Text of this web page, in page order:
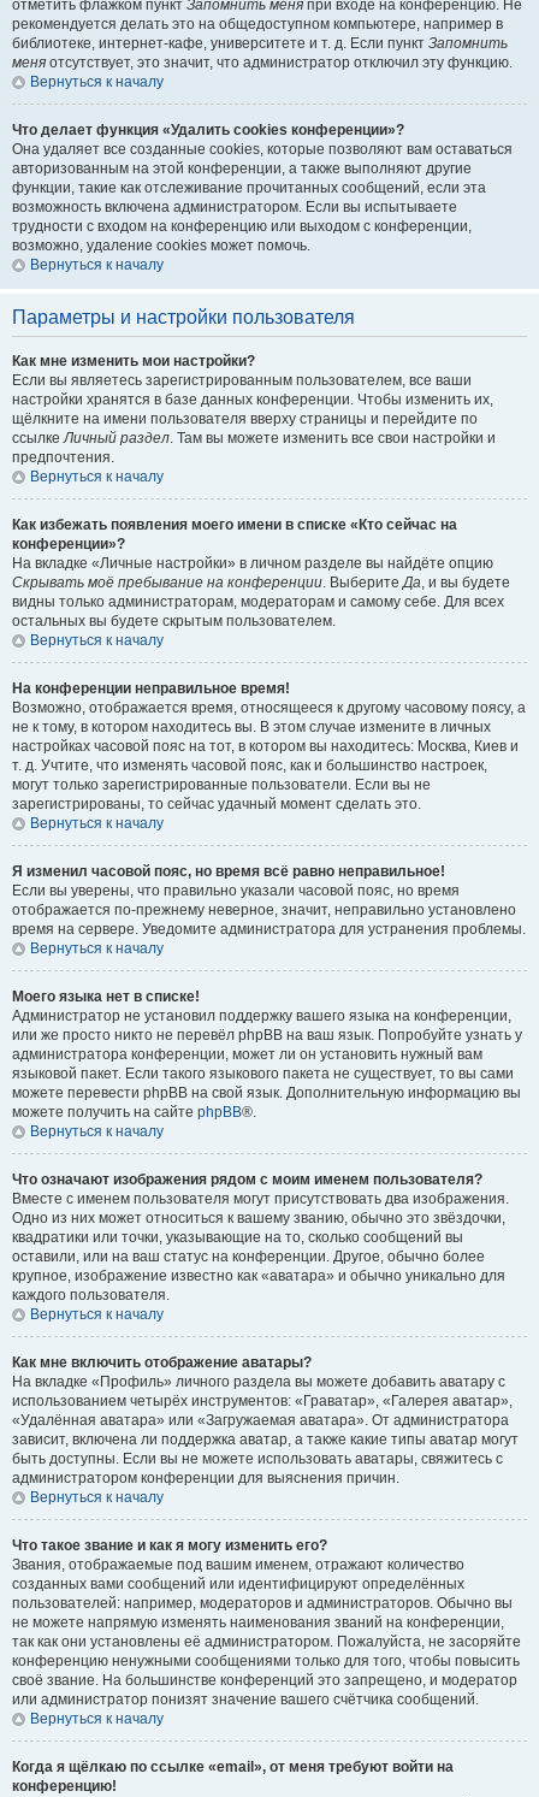
отметить флажком пункт Запомнить меня при входе на конференцию. Не
рекомендуется делать это на общедоступном компьютере, например в
библиотеке, интернет-кафе, университете и т. д. Если пункт Запомнить
меня отсутствует, это значит, что администратор отключил эту функцию.
Вернуться к началу
Что делает функция «Удалить cookies конференции»?
Она удаляет все созданные cookies, которые позволяют вам оставаться
авторизованным на этой конференции, а также выполняют другие
функции, такие как отслеживание прочитанных сообщений, если эта
возможность включена администратором. Если вы испытываете
трудности с входом на конференцию или выходом с конференции,
возможно, удаление cookies может помочь.
Вернуться к началу
Параметры и настройки пользователя
Как мне изменить мои настройки?
Если вы являетесь зарегистрированным пользователем, все ваши
настройки хранятся в базе данных конференции. Чтобы изменить их,
щёлкните на имени пользователя вверху страницы и перейдите по
ссылкеЛичный раздел. Там вы можете изменить все свои настройки и
предпочтения.
Вернуться к началу
Как избежать появления моего имени в списке «Кто сейчас на
конференции»?
На вкладке «Личные настройки» в личном разделе вы найдёте опцию
Скрывать моё пребывание на конференции. ВыберитеДа, и вы будете
видны только администраторам, модераторам и самому себе. Для всех
остальных вы будете скрытым пользователем.
Вернуться к началу
На конференции неправильное время!
Возможно, отображается время, относящееся к другому часовому поясу, а
не к тому, в котором находитесь вы. В этом случае измените в личных
настройках часовой пояс на тот, в котором вы находитесь: Москва, Киев и
т. д. Учтите, что изменять часовой пояс, как и большинство настроек,
могут только зарегистрированные пользователи. Если вы не
зарегистрированы, то сейчас удачный момент сделать это.
Вернуться к началу
Я изменил часовой пояс, но время всё равно неправильное!
Если вы уверены, что правильно указали часовой пояс, но время
отображается по-прежнему неверное, значит, неправильно установлено
время на сервере. Уведомите администратора для устранения проблемы.
Вернуться к началу
Моего языка нет в списке!
Администратор не установил поддержку вашего языка на конференции,
или же просто никто не перевёл phpBB на ваш язык. Попробуйте узнать у
администратора конференции, может ли он установить нужный вам
языковой пакет. Если такого языкового пакета не существует, то вы сами
можете перевести phpBB на свой язык. Дополнительную информацию вы
можете получить на сайте phpBB®.
Вернуться к началу
Что означают изображения рядом с моим именем пользователя?
Вместе с именем пользователя могут присутствовать два изображения.
Одно из них может относиться к вашему званию, обычно это звёздочки,
квадратики или точки, указывающие на то, сколько сообщений вы
оставили, или на ваш статус на конференции. Другое, обычно более
крупное, изображение известно как «аватара» и обычно уникально для
каждого пользователя.
Вернуться к началу
Как мне включить отображение аватары?
На вкладке «Профиль» личного раздела вы можете добавить аватару с
использованием четырёх инструментов: «Граватар», «Галерея аватар»,
«Удалённая аватара» или «Загружаемая аватара». От администратора
зависит, включена ли поддержка аватар, а также какие типы аватар могут
быть доступны. Если вы не можете использовать аватары, свяжитесь с
администратором конференции для выяснения причин.
Вернуться к началу
Что такое звание и как я могу изменить его?
Звания, отображаемые под вашим именем, отражают количество
созданных вами сообщений или идентифицируют определённых
пользователей: например, модераторов и администраторов. Обычно вы
не можете напрямую изменять наименования званий на конференции,
так как они установлены её администратором. Пожалуйста, не засоряйте
конференцию ненужными сообщениями только для того, чтобы повысить
своё звание. На большинстве конференций это запрещено, и модератор
или администратор понизят значение вашего счётчика сообщений.
Вернуться к началу
Когда я щёлкаю по ссылке «email», от меня требуют войти на
конференцию!